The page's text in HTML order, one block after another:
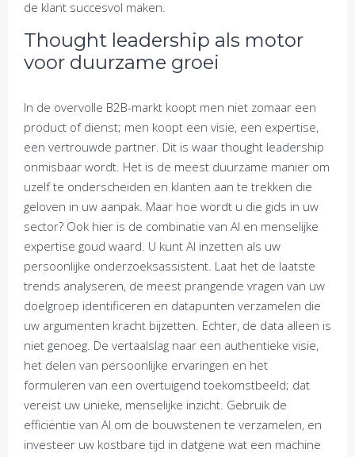
de klant succesvol maken.
Thought leadership als motor
voor duurzame groei
In de overvolle B2B-markt koopt men niet zomaar een
product of dienst; men koopt een visie, een expertise,
een vertrouwde partner. Dit is waar thought leadership
onmisbaar wordt. Het is de meest duurzame manier om
uzelf te onderscheiden en klanten aan te trekken die
geloven in uw aanpak. Maar hoe wordt u die gids in uw
sector? Ook hier is de combinatie van AI en menselijke
expertise goud waard. U kunt AI inzetten als uw
persoonlijke onderzoeksassistent. Laat het de laatste
trends analyseren, de meest prangende vragen van uw
doelgroep identificeren en datapunten verzamelen die
uw argumenten kracht bijzetten. Echter, de data alleen is
niet genoeg. De vertaalslag naar een authentieke visie,
het delen van persoonlijke ervaringen en het
formuleren van een overtuigend toekomstbeeld; dat
vereist uw unieke, menselijke inzicht. Gebruik de
efficiëntie van AI om de bouwstenen te verzamelen, en
investeer uw kostbare tijd in datgene wat een machine